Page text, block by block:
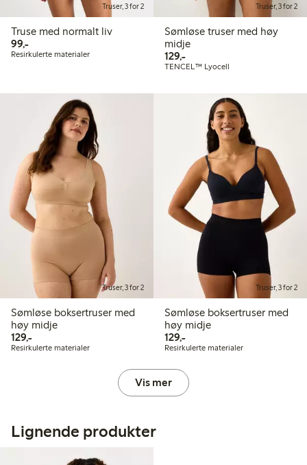
Truser, 3 for 2
Truse med normalt liv
99,-99,00 kr
Resirkulerte materialer
Truser, 3 for 2
Sømløse truser med høy
midje
129,-129,00 kr
TENCEL™ Lyocell
Truser, 3 for 2
Sømløse boksertruser med
høy midje
129,-129,00 kr
Resirkulerte materialer
Truser, 3 for 2
Sømløse boksertruser med
høy midje
129,-129,00 kr
Resirkulerte materialer
Vis mer
Lignende produkter